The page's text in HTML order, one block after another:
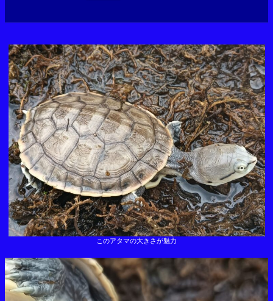
カ
ラ
ム
リ
ン
ク
このアタマの大きさが魅力